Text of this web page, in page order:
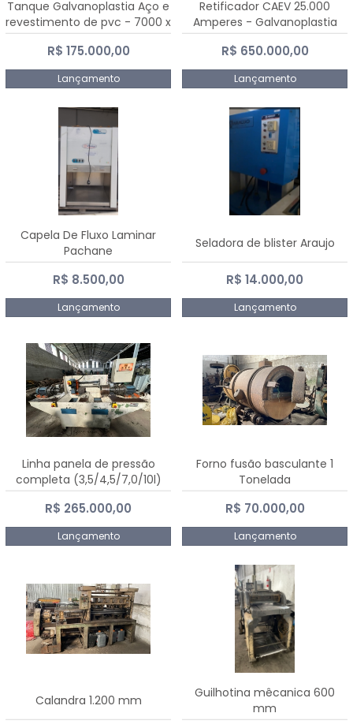
Tanque Galvanoplastia Aço e
revestimento de pvc - 7000 x
2200 mm
R$ 175.000,00
Lançamento
Retificador CAEV 25.000
Amperes - Galvanoplastia
R$ 650.000,00
Lançamento
Capela De Fluxo Laminar
Pachane
R$ 8.500,00
Lançamento
Seladora de blister Araujo
R$ 14.000,00
Lançamento
Linha panela de pressão
completa (3,5/4,5/7,0/10l)
R$ 265.000,00
Lançamento
Forno fusão basculante 1
Tonelada
R$ 70.000,00
Lançamento
Calandra 1.200 mm
Guilhotina mêcanica 600
mm